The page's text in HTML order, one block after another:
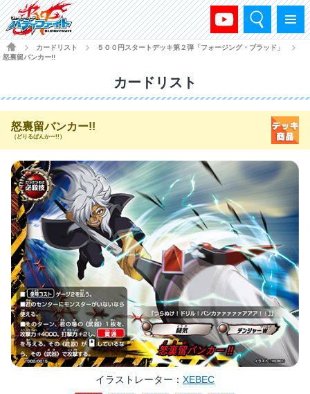
メニュー
検索
HOME
カードリスト ５００円スタートデッキ第２弾「フォージング・ブラッド」
怒裏留バンカー!!
カードリスト
怒裏留バンカー!!
（どりるばんかー!!）
イラストレーター XEBEC